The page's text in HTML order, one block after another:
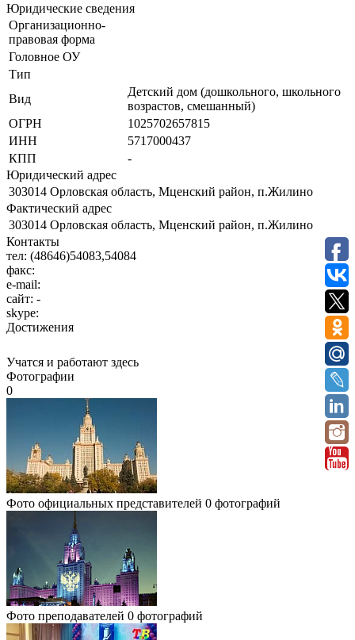
Юридические сведения
Организационно-
правовая форма
Головное ОУ
Тип
Вид
Детский дом (дошкольного, школьного
возрастов, смешанный)
ОГРН
1025702657815
ИНН
5717000437
КПП
-
Юридический адрес
303014 Орловская область, Мценский район, п.Жилино
Фактический адрес
303014 Орловская область, Мценский район, п.Жилино
Контакты
тел: (48646)54083,54084
факс:
e-mail:
сайт: -
skype:
Достижения
Учатся и работают здесь
Фотографии
0
Фото официальных представителей 0 фотографий
Фото преподавателей 0 фотографий